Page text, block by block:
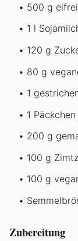
500 g
1 l
120 g
80 g
1
1
200 g
100 g
100 g
Zubereitung